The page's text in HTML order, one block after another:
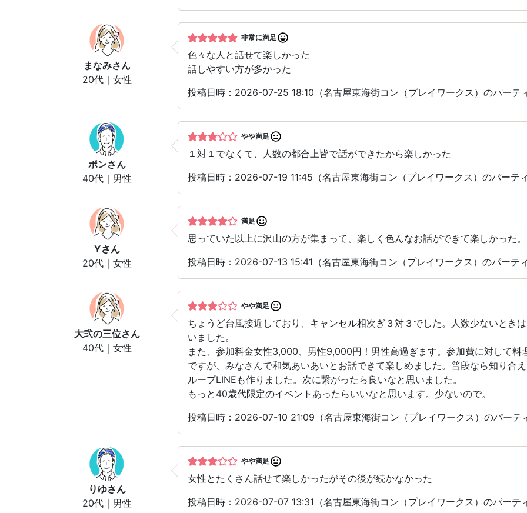
まなみさん
20代｜女性
非常に満足
色々な人と話せて楽しかった
話しやすい方が多かった
投稿日時：2026-07-25 18:10（名古屋東海街コン（プレイワークス）のパーテ
ボンさん
40代｜男性
やや満足
１対１でなくて、人数の都合上皆で話ができたから楽しかった
投稿日時：2026-07-19 11:45（名古屋東海街コン（プレイワークス）のパーティ
Yさん
20代｜女性
満足
思っていた以上に沢山の方が集まって、楽しく色んなお話ができて楽しかった。
投稿日時：2026-07-13 15:41（名古屋東海街コン（プレイワークス）のパーティ
大弐の三位さん
40代｜女性
やや満足
ちょうど台風接近しており、キャンセル相次ぎ３対３でした。人数少ないとき
いました。
また、参加料金女性3,000、男性9,000円！男性高過ぎます。参加費に対して料
ですが、みなさんで和気あいあいとお話できて楽しめました。普段なら知り合
ループLINEも作りました。次に繋がったら良いなと思いました。
もっと40歳代限定のイベントあったらいいなと思います。少ないので。
投稿日時：2026-07-10 21:09（名古屋東海街コン（プレイワークス）のパーテ
りゆさん
20代｜男性
やや満足
女性とたくさん話せて楽しかったがその後が続かなかった
投稿日時：2026-07-07 13:31（名古屋東海街コン（プレイワークス）のパーテ